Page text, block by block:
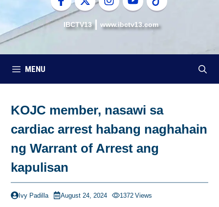
IBCTV13 www.ibctv13.com
MENU
KOJC member, nasawi sa
cardiac arrest habang naghahain
ng Warrant of Arrest ang
kapulisan
Ivy Padilla August 24, 2024 1372 Views